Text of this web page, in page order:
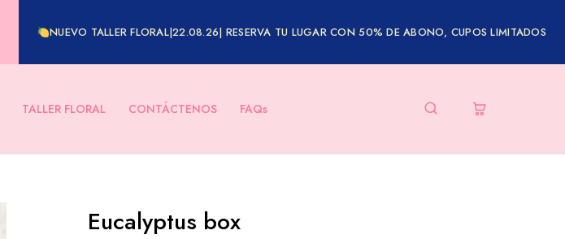
NUEVO TALLER FLORAL|22.08.26| RESERVA TU LUGAR CON 50% DE ABONO, CUPOS LIMITADOS
TALLER FLORAL CONTÁCTENOS FAQs
Eucalyptus box